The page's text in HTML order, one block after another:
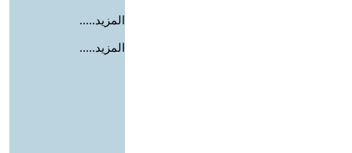
المزيد.....
المزيد.....